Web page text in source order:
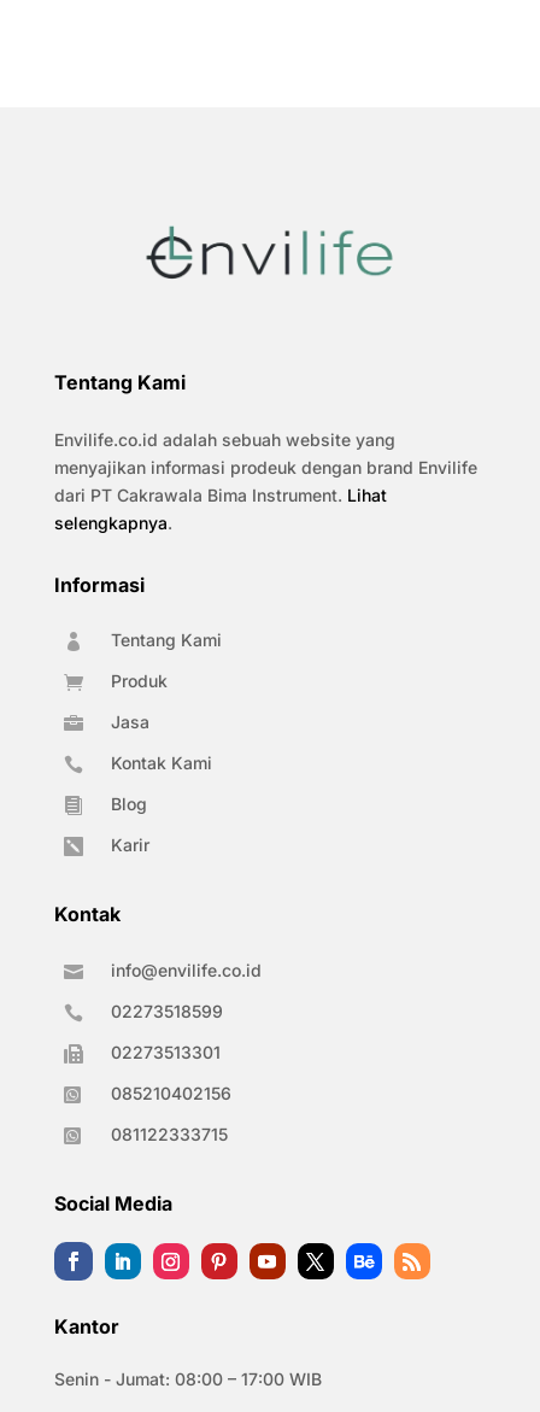
Tentang Kami
Envilife.co.id adalah sebuah website yang
menyajikan informasi prodeuk dengan brand Envilife
dari PT Cakrawala Bima Instrument. Lihat
selengkapnya.
Informasi
 Tentang Kami
 Produk
 Jasa
 Kontak Kami
 Blog
 Karir
Kontak
 info@envilife.co.id
 02273518599
 02273513301
 085210402156
 081122333715
Social Media
Kantor
Senin - Jumat: 08:00 – 17:00 WIB